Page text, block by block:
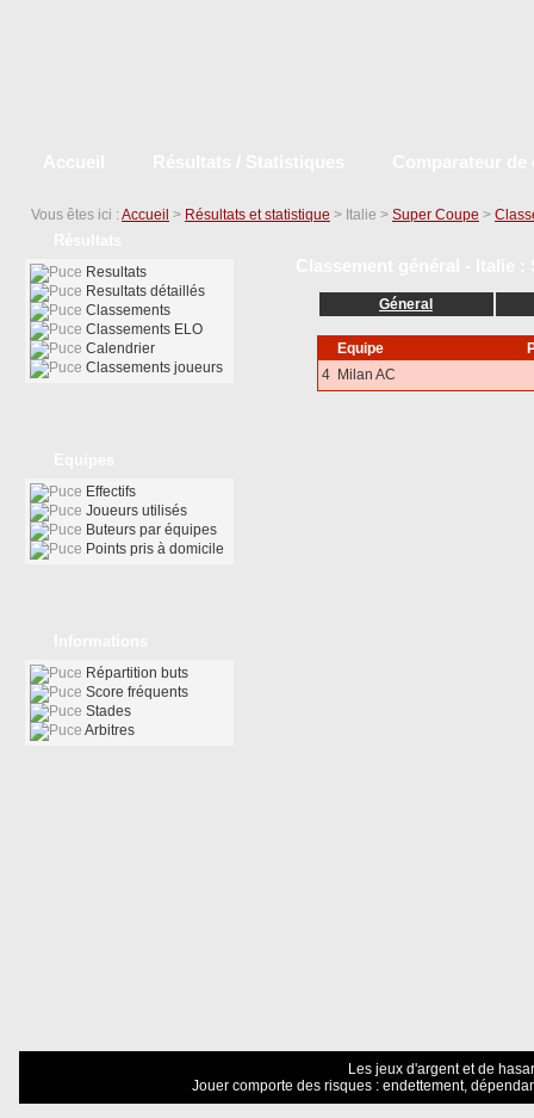
Vous êtes ici : Accueil > Résultats et statistique > Italie > Super Coupe >
Géneral
Equipe
4
Milan AC
Resultats
Resultats détaillés
Classements
Classements ELO
Calendrier
Classements joueurs
Effectifs
Joueurs utilisés
Buteurs par équipes
Points pris à domicile
Répartition buts
Score fréquents
Stades
Arbitres
Les jeux d'argent et de
Jouer comporte des risques : endettement,